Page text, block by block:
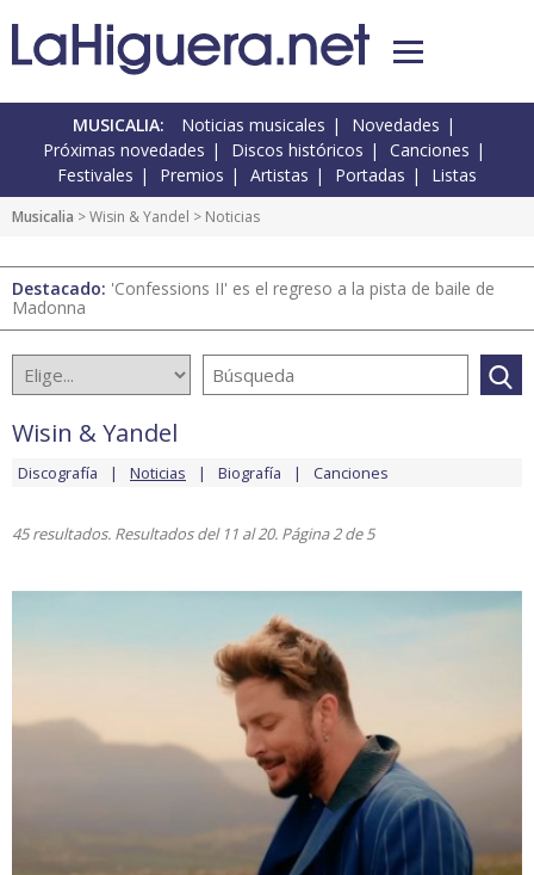
MUSICALIA: Noticias musicales
Novedades
Próximas novedades
Discos históricos
Canciones
Festivales
Premios Artistas Portadas Listas
Musicalia >Wisin & Yandel > Noticias
Destacado: 'Confessions II' es el regreso a la pista de baile de
Madonna
Wisin & Yandel
Discografía Noticias Biografía Canciones
45 resultados. Resultados del 11 al 20. Página 2 de 5